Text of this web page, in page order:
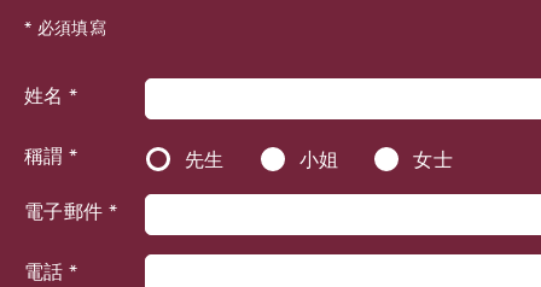
* 必須填寫
姓名 *
稱謂 * 先生 小姐
女士
電子郵件 *
電話 *